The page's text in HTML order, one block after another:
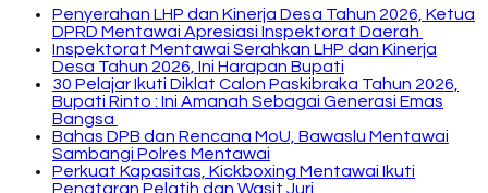
Penyerahan LHP dan Kinerja Desa Tahun 2026, Ketua
DPRD Mentawai Apresiasi Inspektorat Daerah
Inspektorat Mentawai Serahkan LHP dan Kinerja
Desa Tahun 2026, Ini Harapan Bupati
30 Pelajar Ikuti Diklat Calon Paskibraka Tahun 2026,
Bupati Rinto : Ini Amanah Sebagai Generasi Emas
Bangsa
Bahas DPB dan Rencana MoU, Bawaslu Mentawai
Sambangi Polres Mentawai
Perkuat Kapasitas, Kickboxing Mentawai Ikuti
Penataran Pelatih dan Wasit Juri